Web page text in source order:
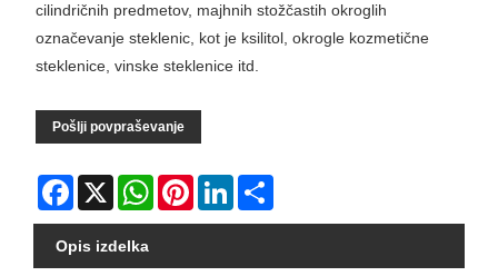
cilindričnih predmetov, majhnih stožčastih okroglih
označevanje steklenic, kot je ksilitol, okrogle kozmetične
steklenice, vinske steklenice itd.
Pošlji povpraševanje
Facebook
X WhatsAppPinterestLinkedIn
Opis izdelka